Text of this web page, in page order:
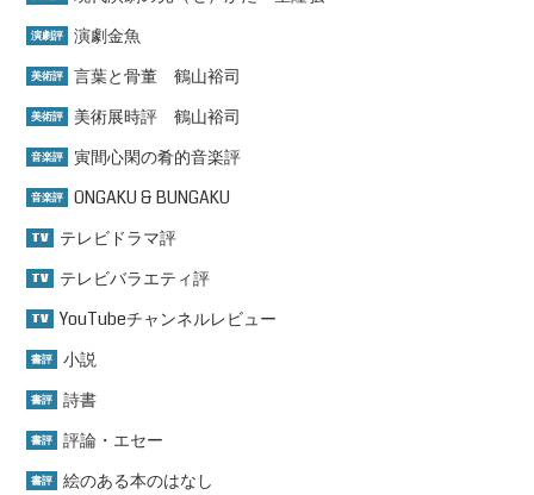
演劇評 演劇金魚
美術評 言葉と骨董 鶴山裕司
美術評 美術展時評 鶴山裕司
音楽評 寅間心閑の肴的音楽評
音楽評 ONGAKU & BUNGAKU
TV テレビドラマ評
TV テレビバラエティ評
TV YouTubeチャンネルレビュー
書評 小説
書評 詩書
書評 評論・エセー
書評 絵のある本のはなし